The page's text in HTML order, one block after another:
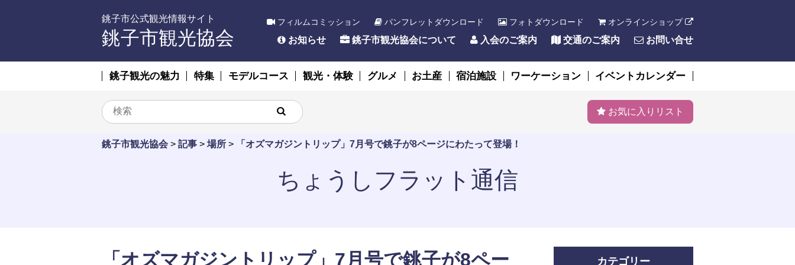
銚子市公式観光情報サイト
銚子市観光協会
フィルムコミッション パンフレットダウンロード フォトダウンロード オンラインショップ
お知らせ 銚子市観光協会について 入会のご案内 交通のご案内 お問い合せ
銚子観光の魅力 特集 モデルコース 観光・体験 グルメ お土産 宿泊施設 ワーケーション イベントカレンダー
お気に入りリスト
銚子市観光協会 > 記事 > 場所 > 「オズマガジントリップ」7月号で銚子が8ページにわたって登場！
ちょうしフラット通信
「オズマガジントリップ」7月号で銚子が8ペー カテゴリー